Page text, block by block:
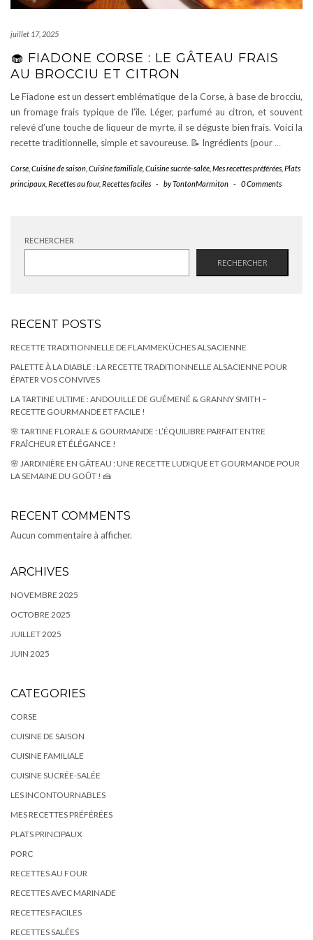
juillet 17, 2025
🧁 FIADONE CORSE : LE GÂTEAU FRAIS
AU BROCCIU ET CITRON
Le Fiadone est un dessert emblématique de la Corse, à base de brocciu,
un fromage frais typique de l’île. Léger, parfumé au citron, et souvent
relevé d’une touche de liqueur de myrte, il se déguste bien frais. Voici la
recette traditionnelle, simple et savoureuse. 📝 Ingrédients (pour …
Corse Cuisine de saison Cuisine familiale Cuisine sucrée-salée Mes recettes préférées Plats
principaux Recettes au four, Recettes faciles - byTontonMarmiton - 0 Comments
RECHERCHER
RECHERCHER
RECENT POSTS
RECETTE TRADITIONNELLE DE FLAMMEKÜCHES ALSACIENNE
PALETTE À LA DIABLE : LA RECETTE TRADITIONNELLE ALSACIENNE POUR
ÉPATER VOS CONVIVES
LA TARTINE ULTIME : ANDOUILLE DE GUÉMENÉ & GRANNY SMITH –
RECETTE GOURMANDE ET FACILE !
🌸 TARTINE FLORALE & GOURMANDE : L’ÉQUILIBRE PARFAIT ENTRE
FRAÎCHEUR ET ÉLÉGANCE !
🌸 JARDINIÈRE EN GÂTEAU : UNE RECETTE LUDIQUE ET GOURMANDE POUR
LA SEMAINE DU GOÛT ! 🍰
RECENT COMMENTS
Aucun commentaire à afficher.
ARCHIVES
NOVEMBRE 2025
OCTOBRE 2025
JUILLET 2025
JUIN 2025
CATEGORIES
CORSE
CUISINE DE SAISON
CUISINE FAMILIALE
CUISINE SUCRÉE-SALÉE
LES INCONTOURNABLES
MES RECETTES PRÉFÉRÉES
PLATS PRINCIPAUX
PORC
RECETTES AU FOUR
RECETTES AVEC MARINADE
RECETTES FACILES
RECETTES SALÉES